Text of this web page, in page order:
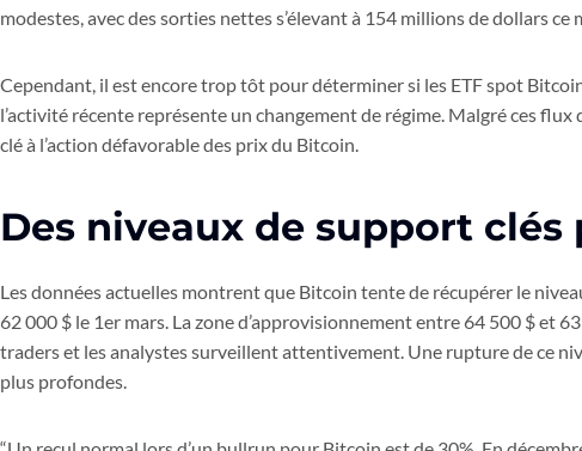
modestes, avec des sorties nettes s’élevant à 154 millions de dollars ce
Cependant, il est encore trop tôt pour déterminer si les ETF spot
l’activité récente représente un changement de régime. Malgré ces
clé à l’action défavorable des prix du Bitcoin.
Des niveaux de support
Les données actuelles montrent que Bitcoin tente de récupérer le
62 000 $ le 1er mars. La zone d’approvisionnement entre 64 500 $ et
traders et les analystes surveillent attentivement. Une rupture de ce
plus profondes.